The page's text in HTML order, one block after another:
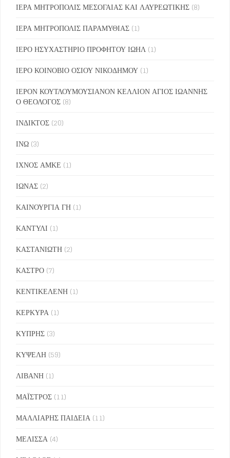
ΙΕΡΑ ΜΗΤΡΟΠΟΛΙΣ ΜΕΣΟΓΑΙΑΣ ΚΑΙ ΛΑΥΡΕΩΤΙΚΗΣ (8)
ΙΕΡΑ ΜΗΤΡΟΠΟΛΙΣ ΠΑΡΑΜΥΘΙΑΣ (1)
ΙΕΡΟ ΗΣΥΧΑΣΤΗΡΙΟ ΠΡΟΦΗΤΟΥ ΙΩΗΛ (1)
ΙΕΡΟ ΚΟΙΝΟΒΙΟ ΟΣΙΟΥ ΝΙΚΟΔΗΜΟΥ (1)
ΙΕΡΟΝ ΚΟΥΤΛΟΥΜΟΥΣΙΑΝΟΝ ΚΕΛΛΙΟΝ ΑΓΙΟΣ ΙΩΑΝΝΗΣ
Ο ΘΕΟΛΟΓΟΣ (8)
ΙΝΔΙΚΤΟΣ (20)
ΙΝΩ (3)
ΙΧΝΟΣ ΑΜΚΕ (1)
ΙΩΝΑΣ (2)
ΚΑΙΝΟΥΡΓΙΑ ΓΗ (1)
ΚΑΝΤΥΛΙ (1)
ΚΑΣΤΑΝΙΩΤΗ (2)
ΚΑΣΤΡΟ (7)
ΚΕΝΤΙΚΕΛΕΝΗ (1)
ΚΕΡΚΥΡΑ (1)
ΚΥΠΡΗΣ (3)
ΚΥΨΕΛΗ (59)
ΛΙΒΑΝΗ (1)
ΜΑΪΣΤΡΟΣ (11)
ΜΑΛΛΙΑΡΗΣ ΠΑΙΔΕΙΑ (11)
ΜΕΛΙΣΣΑ (4)